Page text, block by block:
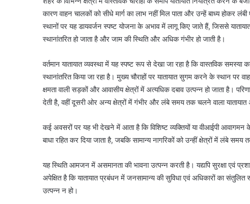
कारण वाहन चालकों को सीधे मार्ग का लाभ नहीं मिल पाता और उन्हें बाध्य होकर
स्थानों पर यह डायवर्जन स्पष्ट योजना के अभाव में लागू किए जाते हैं, जिससे
स्थानांतरित हो जाता है और जाम की स्थिति और अधिक गंभीर हो जाती है।
वर्तमान यातायात व्यवस्था में यह स्पष्ट रूप से देखा जा रहा है कि वास्तविक
स्थानांतरित किया जा रहा है। मुख्य चौराहों पर यातायात सुगम करने के स्थान पर
क्षमता वाली सड़कों और आवासीय क्षेत्रों में अत्यधिक दबाव उत्पन्न हो जाता है।
देती है, वहीं दूसरी ओर अन्य क्षेत्रों में गंभीर और लंबे समय तक चलने वाला यातायात
कई अवसरों पर यह भी देखने में आता है कि विशिष्ट व्यक्तियों या वीआईपी आवागमन
बाधा रहित कर दिया जाता है, जबकि सामान्य नागरिकों को उन्हीं क्षेत्रों में लंबे
यह स्थिति आमजन में असमानता की भावना उत्पन्न करती है। यद्यपि सुरक्षा एवं
अपेक्षित है कि यातायात प्रबंधन में जनसामान्य की सुविधा एवं अधिकारों का
उत्पन्न न हो।